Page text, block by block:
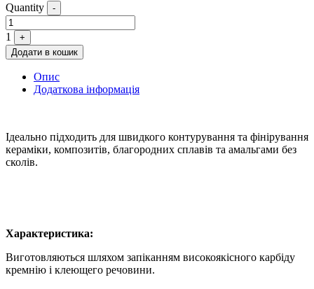
Quantity -
1
+
Додати в кошик
Опис
Додаткова інформація
Ідеально підходить для швидкого контурування та фінірування
кераміки, композитів, благородних сплавів та амальгами без
сколів.
Характеристика:
Виготовляються шляхом запіканням високоякісного карбіду
кремнію і клеющего речовини.